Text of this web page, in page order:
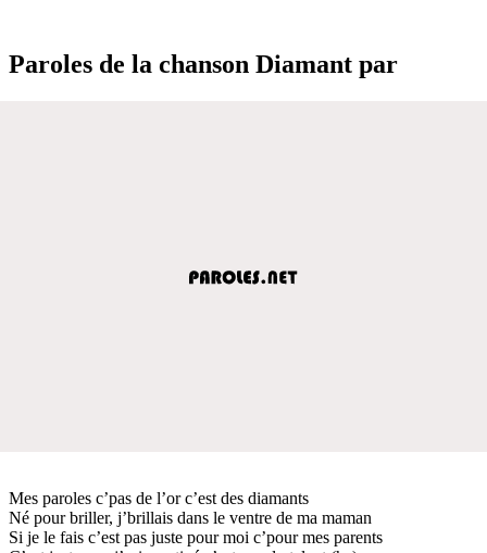
Paroles de la chanson Diamant par
Mes paroles c’pas de l’or c’est des diamants
Né pour briller, j’brillais dans le ventre de ma maman
Si je le fais c’est pas juste pour moi c’pour mes parents